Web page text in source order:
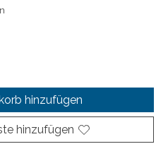
hinzufügen
hinzufügen